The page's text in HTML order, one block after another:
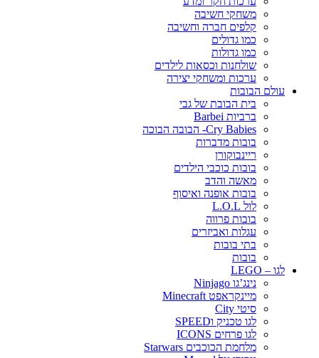
משחקי חשיבה
קלפים חברה וחשיבה
כמו גדולים
כמו גדולות
שולחנות וכסאות לילדים
ערכות ומשחקי יצירה
עולם הבובות
בית הבובת של גבי
ברביות Barbei
Cry Babies- הבובה הבוכה
בובות מדברות
ריינבוקורן
בובות כוכבי הילדים
מאשה והדב
בובות אופנה ואיסוף
לול L.O.L
בובות פרווה
עגלות ואביזרים
בתי בובות
בובות
לגו – LEGO
נינג’גו Ninjago
מיינקראפט Minecraft
סיטי City
לגו טכניק וSPEED
לגו פרחים ICONS
מלחמת הכוכבים Starwars